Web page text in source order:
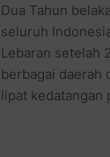
Dua Tahun
seluruh
Lebaran setelah
berbagai daerah
lipat kedatangan